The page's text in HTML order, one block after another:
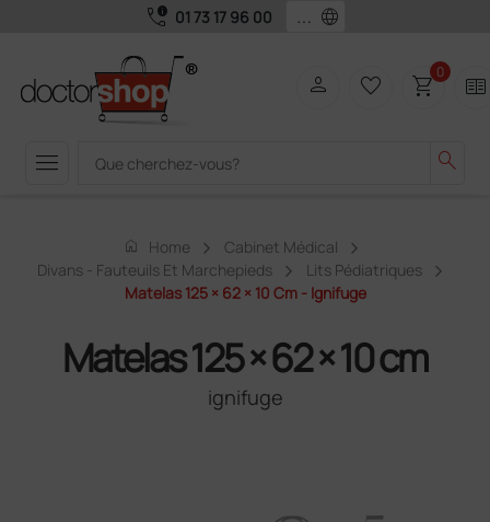
call_quality 01 73 17 96 00 language
menu search
person favorite_border shopping_cart0 two_pager
home Home
Cabinet Médical
Divans - Fauteuils Et Marchepieds
Lits Pédiatriques
Matelas 125 × 62 × 10 Cm - Ignifuge
Matelas 125 × 62 × 10 cm
ignifuge